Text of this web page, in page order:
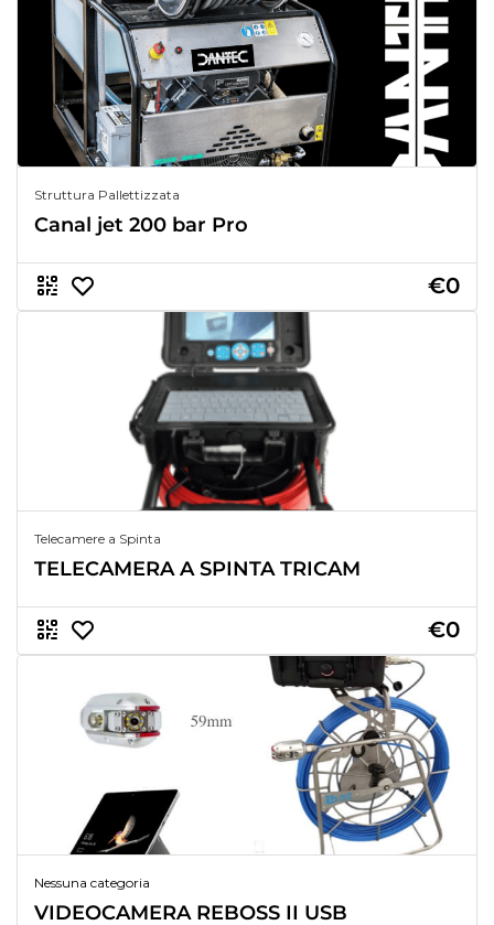
Struttura Pallettizzata
Canal jet 200 bar Pro
€0
Telecamere a Spinta
TELECAMERA A SPINTA TRICAM
€0
Nessuna categoria
VIDEOCAMERA REBOSS II USB